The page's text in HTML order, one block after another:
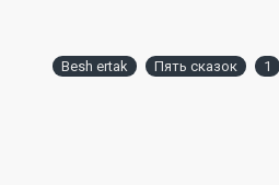
Besh ertak Пять сказок 1